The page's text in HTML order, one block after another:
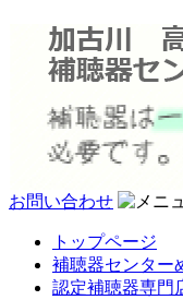
お問い合わせ
トップページ
補聴器センター
認定補聴器専門